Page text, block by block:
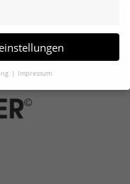
Impressum
zu freiwilligen